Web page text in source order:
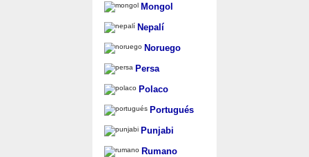
Mongol
Nepalí
Noruego
Persa
Polaco
Portugués
Punjabi
Rumano